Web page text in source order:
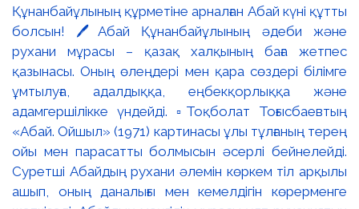
Құнанбайұлының құрметіне арналған Абай күні құтты
болсын! 🖊️Абай Құнанбайұлының әдеби және
рухани мұрасы – қазақ халқының баға жетпес
қазынасы. Оның өлеңдері мен қара сөздері білімге
ұмтылуға, адалдыққа, еңбекқорлыққа және
адамгершілікке үндейді. ▫️Тоқболат Тоғысбаевтың
«Абай. Ойшыл» (1971) картинасы ұлы тұлғаның терең
ойы мен парасатты болмысын әсерлі бейнелейді.
Суретші Абайдың рухани әлемін көркем тіл арқылы
ашып, оның даналығы мен кемелдігін көрерменге